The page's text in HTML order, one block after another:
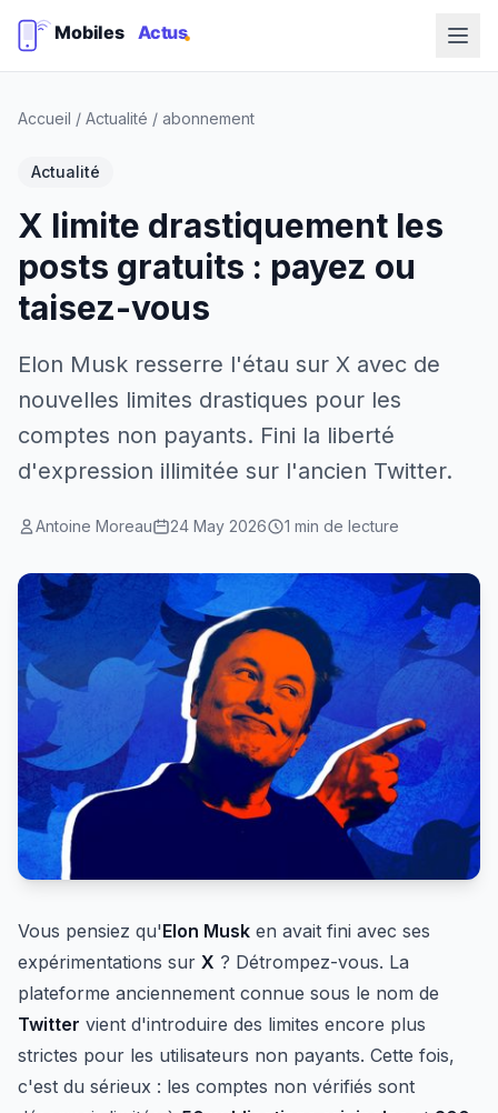
Accueil / Actualité / abonnement
Actualité
X limite drastiquement les
posts gratuits : payez ou
taisez-vous
Elon Musk resserre l'étau sur X avec de
nouvelles limites drastiques pour les
comptes non payants. Fini la liberté
d'expression illimitée sur l'ancien Twitter.
Antoine Moreau 24 May 2026 1 min de lecture
Vous pensiez qu'Elon Musk en avait fini avec ses
expérimentations sur X ? Détrompez-vous. La
plateforme anciennement connue sous le nom de
Twitter vient d'introduire des limites encore plus
strictes pour les utilisateurs non payants. Cette fois,
c'est du sérieux : les comptes non vérifiés sont